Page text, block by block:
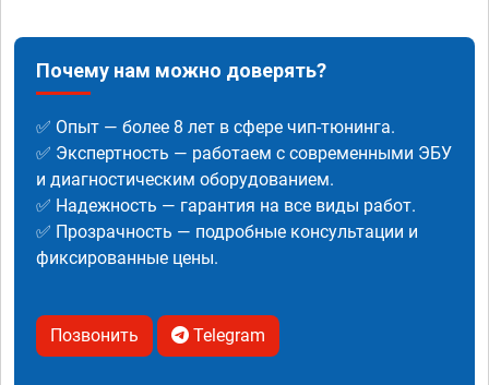
Почему нам можно доверять?
✅ Опыт — более 8 лет в сфере чип-тюнинга.
✅ Экспертность — работаем с современными ЭБУ
и диагностическим оборудованием.
✅ Надежность — гарантия на все виды работ.
✅ Прозрачность — подробные консультации и
фиксированные цены.
Позвонить Telegram